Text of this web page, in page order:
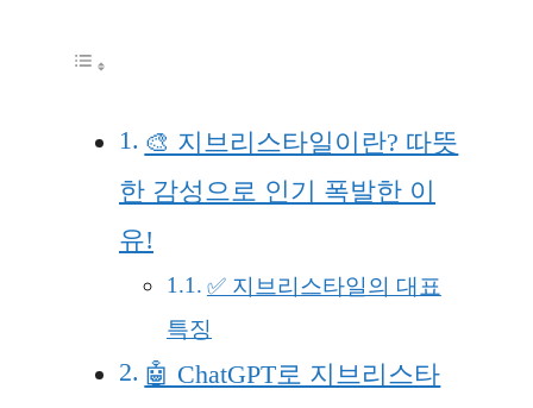
🎨 지브리스타일이란? 따뜻
한 감성으로 인기 폭발한 이
유!
✅ 지브리스타일의 대표
특징
🤖 ChatGPT로 지브리스타